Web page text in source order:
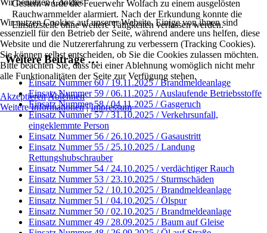
Gestern wurde die Feuerwehr Wolfach zu einem ausgelösten
Rauchwarnmelder alarmiert. Nach der Erkundung konnte die
Einsatzstelle ohne weitere Tätigkeiten verlassen werden.
Weitere Beiträge …
Einsatz Nummer 60 / 19.11.2025 / Brandmeldeanlage
Einsatz Nummer 59 / 06.11.2025 / Auslaufende Betriebsstoffe
Einsatz Nummer 58 / 04.11.2025 / Gasgeruch
Einsatz Nummer 57 / 31.10.2025 / Verkehrsunfall,
eingeklemmte Person
Einsatz Nummer 56 / 26.10.2025 / Gasaustritt
Einsatz Nummer 55 / 25.10.2025 / Landung
Rettungshubschrauber
Einsatz Nummer 54 / 24.10.2025 / verdächtiger Rauch
Einsatz Nummer 53 / 23.10.2025 / Sturmschäden
Einsatz Nummer 52 / 10.10.2025 / Brandmeldeanlage
Einsatz Nummer 51 / 04.10.2025 / Ölspur
Einsatz Nummer 50 / 02.10.2025 / Brandmeldeanlage
Einsatz Nummer 49 / 28.09.2025 / Baum auf Gleise
Wir nutzen Cookies auf unserer Website. Einige von ihnen sind
essenziell für den Betrieb der Seite, während andere uns helfen, diese
Website und die Nutzererfahrung zu verbessern (Tracking Cookies).
Sie können selbst entscheiden, ob Sie die Cookies zulassen möchten.
Bitte beachten Sie, dass bei einer Ablehnung womöglich nicht mehr
alle Funktionalitäten der Seite zur Verfügung stehen.
AkzeptierenAblehnen
Weitere Informationen|Impressum